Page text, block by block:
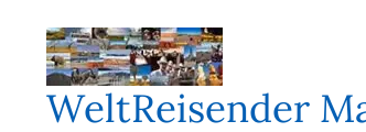
springen
WeltReisender